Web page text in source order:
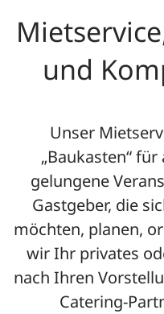
und
Unser
„Baukasten“
gelungene
Gastgeber, die
möchten, planen,
wir Ihr privates
nach Ihren
Catering-